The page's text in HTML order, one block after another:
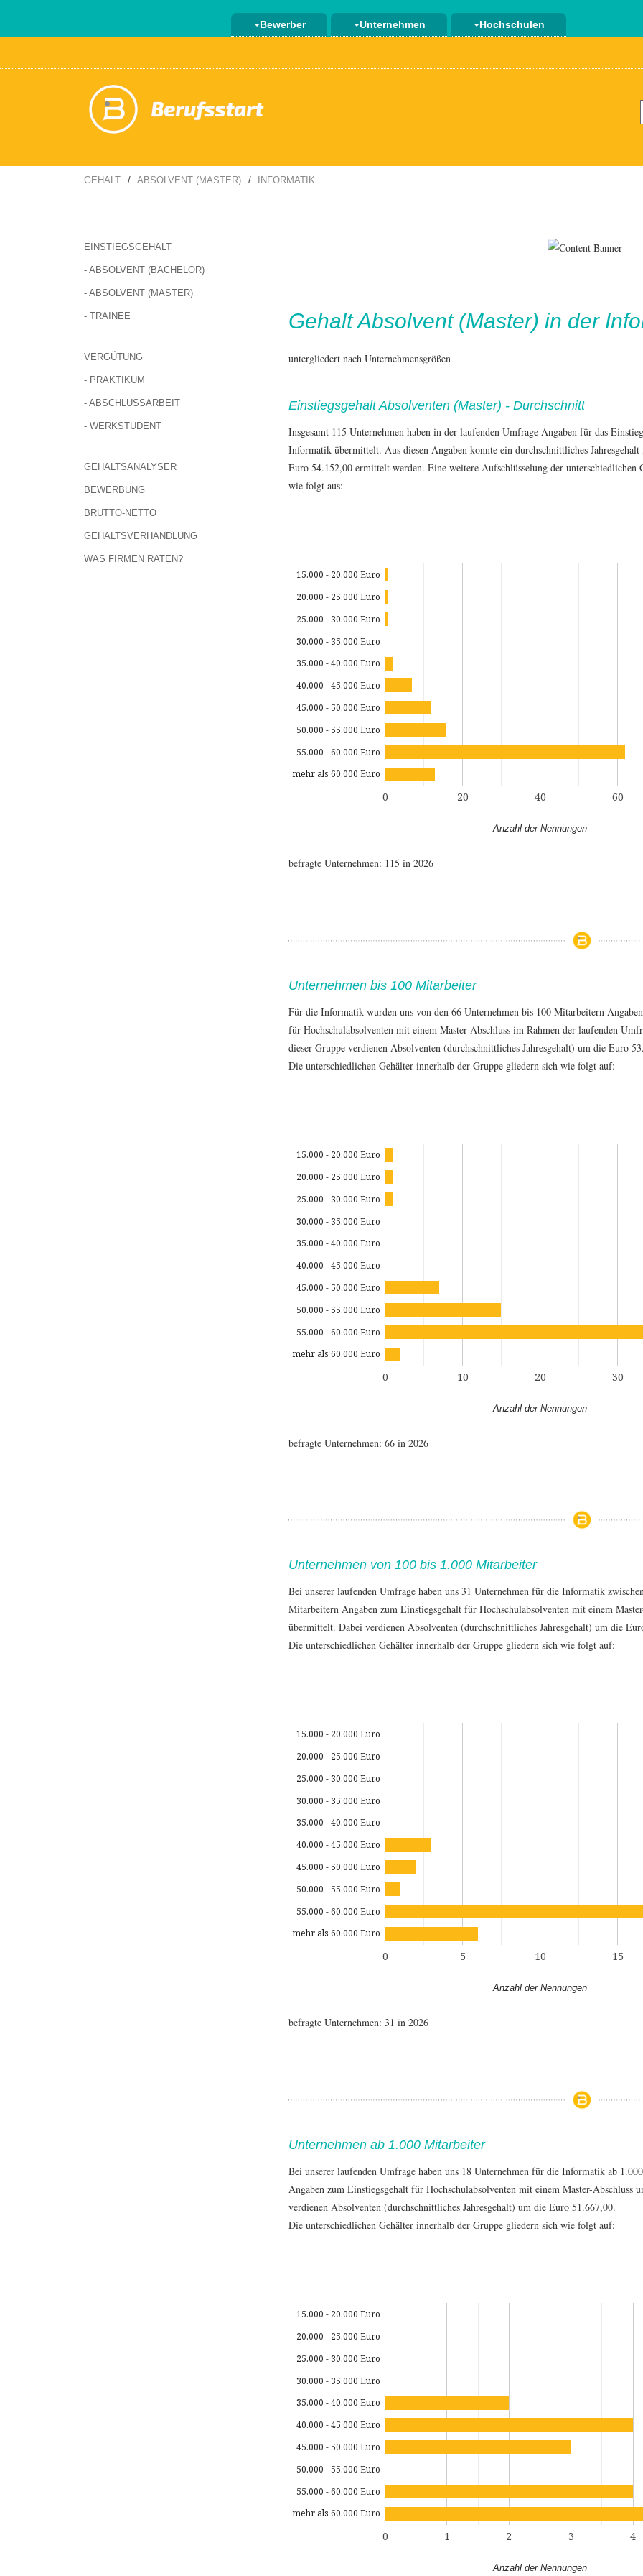
Bewerber Unternehmen Hochschulen
GEHALT ABSOLVENT (MASTER) INFORMATIK
EINSTIEGSGEHALT
- ABSOLVENT (BACHELOR)
- ABSOLVENT (MASTER)
- TRAINEE
VERGÜTUNG
- PRAKTIKUM
- ABSCHLUSSARBEIT
- WERKSTUDENT
GEHALTSANALYSER
BEWERBUNG
BRUTTO-NETTO
GEHALTSVERHANDLUNG
WAS FIRMEN RATEN?
GehaltAbsolvent (Master) in der
untergliedert nach Unternehmensgrößen
Einstiegsgehalt Absolventen (Master) - Durchschnitt
Insgesamt 115 Unternehmen haben in der laufenden Umfrage Angaben für das
Informatik übermittelt. Aus diesen Angaben konnte ein durchschnittliches
Euro 54.152,00 ermittelt werden. Eine weitere Aufschlüsselung der unterschiedlichen
wie folgt aus:
0 20 40 60
15.000 - 20.000 Euro
20.000 - 25.000 Euro
25.000 - 30.000 Euro
30.000 - 35.000 Euro
35.000 - 40.000 Euro
40.000 - 45.000 Euro
45.000 - 50.000 Euro
50.000 - 55.000 Euro
55.000 - 60.000 Euro
mehr als 60.000 Euro
Anzahl der Nennungen
befragte Unternehmen: 115 in 2026
Unternehmen bis 100 Mitarbeiter
Für die Informatik wurden uns von den 66 Unternehmen bis 100 Mitarbeitern
für Hochschulabsolventen mit einem Master-Abschluss im Rahmen der laufenden
dieser Gruppe verdienen Absolventen (durchschnittliches Jahresgehalt) um die Euro
Die unterschiedlichen Gehälter innerhalb der Gruppe gliedern sich wie folgt auf:
0 10 20 30
15.000 - 20.000 Euro
20.000 - 25.000 Euro
25.000 - 30.000 Euro
30.000 - 35.000 Euro
35.000 - 40.000 Euro
40.000 - 45.000 Euro
45.000 - 50.000 Euro
50.000 - 55.000 Euro
55.000 - 60.000 Euro
mehr als 60.000 Euro
Anzahl der Nennungen
befragte Unternehmen: 66 in 2026
Unternehmen von 100 bis 1.000 Mitarbeiter
Bei unserer laufenden Umfrage haben uns 31 Unternehmen für die Informatik
Mitarbeitern Angaben zum Einstiegsgehalt für Hochschulabsolventen mit einem
übermittelt. Dabei verdienen Absolventen (durchschnittliches Jahresgehalt) um die
Die unterschiedlichen Gehälter innerhalb der Gruppe gliedern sich wie folgt auf:
0 5 10 15
15.000 - 20.000 Euro
20.000 - 25.000 Euro
25.000 - 30.000 Euro
30.000 - 35.000 Euro
35.000 - 40.000 Euro
40.000 - 45.000 Euro
45.000 - 50.000 Euro
50.000 - 55.000 Euro
55.000 - 60.000 Euro
mehr als 60.000 Euro
Anzahl der Nennungen
befragte Unternehmen: 31 in 2026
Unternehmen ab 1.000 Mitarbeiter
Bei unserer laufenden Umfrage haben uns 18 Unternehmen für die Informatik ab
Angaben zum Einstiegsgehalt für Hochschulabsolventen mit einem Master-Abschluss
verdienen Absolventen (durchschnittliches Jahresgehalt) um die Euro 51.667,00.
Die unterschiedlichen Gehälter innerhalb der Gruppe gliedern sich wie folgt auf:
0 1 2 3 4
15.000 - 20.000 Euro
20.000 - 25.000 Euro
25.000 - 30.000 Euro
30.000 - 35.000 Euro
35.000 - 40.000 Euro
40.000 - 45.000 Euro
45.000 - 50.000 Euro
50.000 - 55.000 Euro
55.000 - 60.000 Euro
mehr als 60.000 Euro
Anzahl der Nennungen